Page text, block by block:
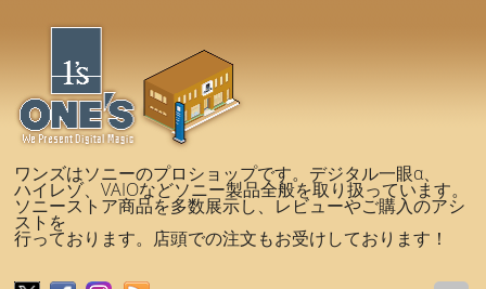
ワンズはソニーのプロショップです。デジタル一眼α、
ハイレゾ、VAIOなどソニー製品全般を取り扱っています。
ソニーストア商品を多数展示し、レビューやご購入のアシ
ストを
行っております。店頭での注文もお受けしております！